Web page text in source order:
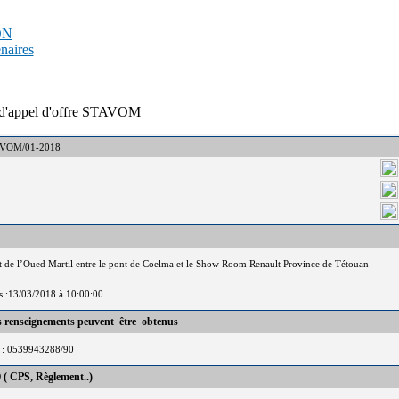
d'offre STAVOM
01-2018
de l’Oued Martil entre le pont de Coelma et le Show Room Renault Province de Tétouan
:13/03/2018 à 10:00:00
renseignements peuvent être obtenus
: 0539943288/90
CPS, Règlement..)